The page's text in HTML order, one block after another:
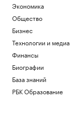
Экономика
Общество
Бизнес
Технологии и медиа
Финансы
Биографии
База знаний
РБК Образование